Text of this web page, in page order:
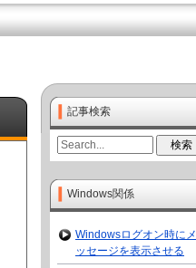
記事検索
Windows関係
Windowsログオン時にメ
ッセージを表示させる